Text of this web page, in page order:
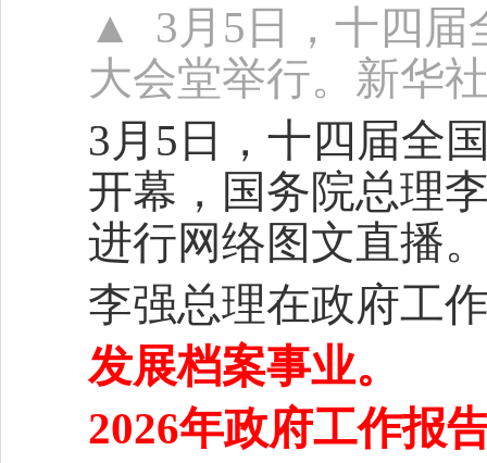
▲ 3月5日，十四届
大会堂举行。新华
3月5日，十四届全
开幕，国务院总理
进行网络图文直播
李强总理在政府工
发展档案事业。
2026年政府工作报